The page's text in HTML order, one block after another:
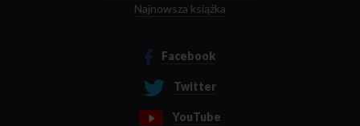
Najnowsza książka
Facebook
Twitter
YouTube